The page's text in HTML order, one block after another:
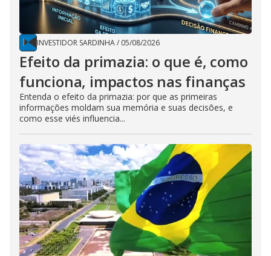
INVESTIDOR SARDINHA/ 05/08/2026
Efeito da primazia: o que é, como
funciona, impactos nas finanças
Entenda o efeito da primazia: por que as primeiras
informações moldam sua memória e suas decisões, e
como esse viés influencia...